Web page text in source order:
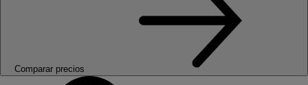
Comparar precios